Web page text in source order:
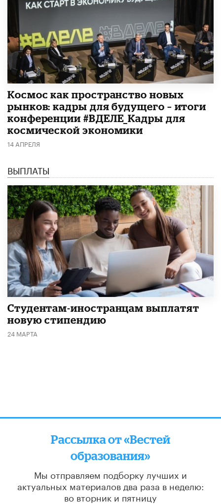
Космос как пространство новых
рынков: кадры для будущего – итоги
конференции #ВДЕЛЕ_Кадры для
космической экономики
14 АПРЕЛЯ
ВЫПЛАТЫ
Студентам-иностранцам выплатят
новую стипендию
24 МАРТА
Рассылка от «Вестей
образования»
Мы отправляем подборку лучших и
актуальных материалов два раза в неделю:
во вторник и пятницу